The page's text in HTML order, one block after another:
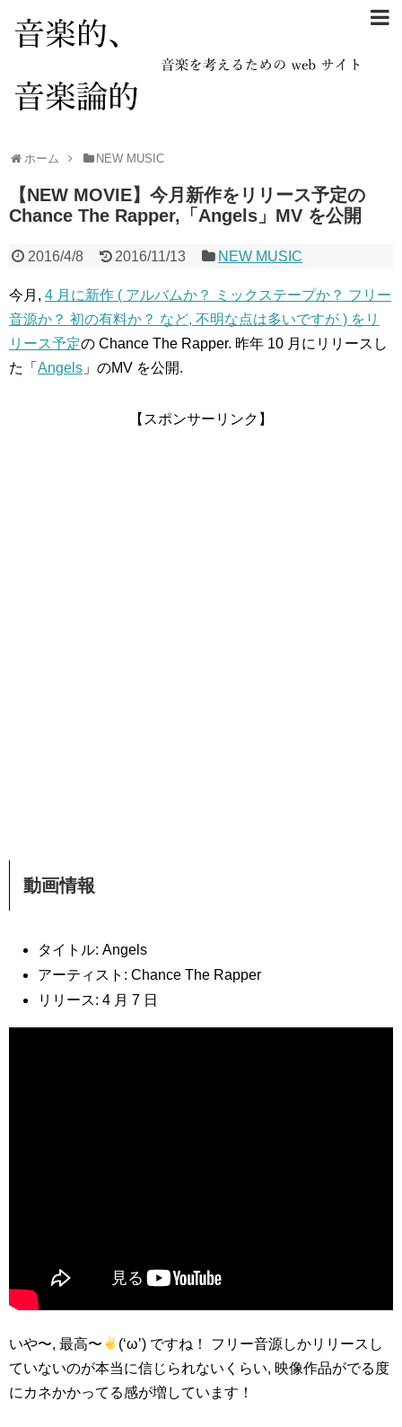
ホーム NEW MUSIC
【NEW MOVIE】今月新作をリリース予定の
Chance The Rapper,「Angels」MV を公開
2016/4/8 2016/11/13 NEW MUSIC
今月, 4 月に新作 ( アルバムか？ ミックステープか？ フリー
音源か？ 初の有料か？ など, 不明な点は多いですが ) をリ
リース予定の Chance The Rapper. 昨年 10 月にリリースし
た「 Angels 」のMV を公開.
【スポンサーリンク】
動画情報
タイトル: Angels
アーティスト: Chance The Rapper
リリース: 4 月 7 日
いや〜, 最高〜
(‘ω’) ですね！ フリー音源しかリリースし
ていないのが本当に信じられないくらい, 映像作品がでる度
にカネかかってる感が増しています！